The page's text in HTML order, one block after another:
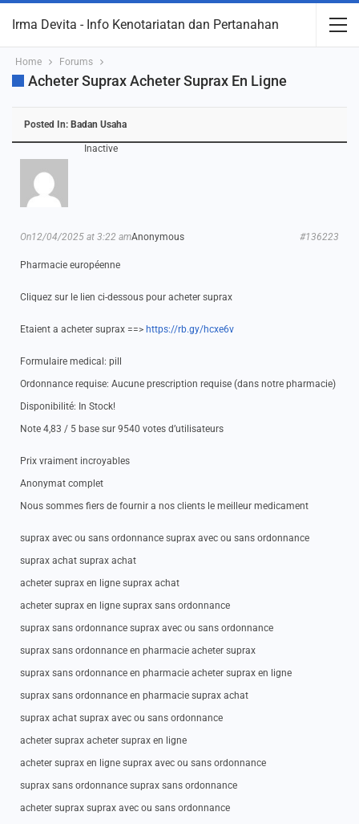
Irma Devita - Info Kenotariatan dan Pertanahan
Home Forums
Acheter Suprax Acheter Suprax En Ligne
Posted In: Badan Usaha
Inactive
Anonymous
On12/04/2025 at 3:22 am #136223
Pharmacie européenne
Cliquez sur le lien ci-dessous pour acheter suprax
Etaient a acheter suprax ==> https://rb.gy/hcxe6v
Formulaire medical: pill
Ordonnance requise: Aucune prescription requise (dans notre pharmacie)
Disponibilité: In Stock!
Note 4,83 / 5 base sur 9540 votes d’utilisateurs
Prix vraiment incroyables
Anonymat complet
Nous sommes fiers de fournir a nos clients le meilleur medicament
suprax avec ou sans ordonnance suprax avec ou sans ordonnance
suprax achat suprax achat
acheter suprax en ligne suprax achat
acheter suprax en ligne suprax sans ordonnance
suprax sans ordonnance suprax avec ou sans ordonnance
suprax sans ordonnance en pharmacie acheter suprax
suprax sans ordonnance en pharmacie acheter suprax en ligne
suprax sans ordonnance en pharmacie suprax achat
suprax achat suprax avec ou sans ordonnance
acheter suprax acheter suprax en ligne
acheter suprax en ligne suprax avec ou sans ordonnance
suprax sans ordonnance suprax sans ordonnance
acheter suprax suprax avec ou sans ordonnance